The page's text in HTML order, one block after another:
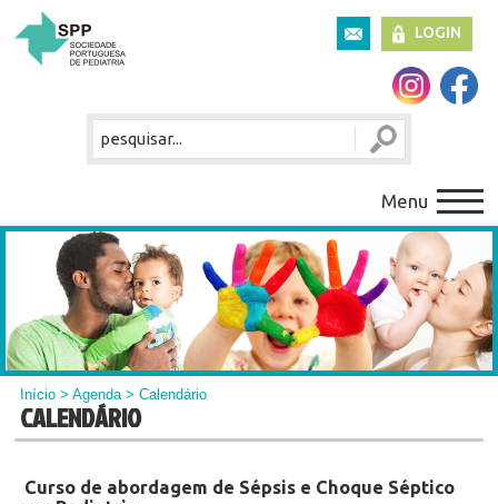
LOGIN
Menu
Início >Agenda> Calendário
CALENDÁRIO
Curso de abordagem de Sépsis e Choque Séptico